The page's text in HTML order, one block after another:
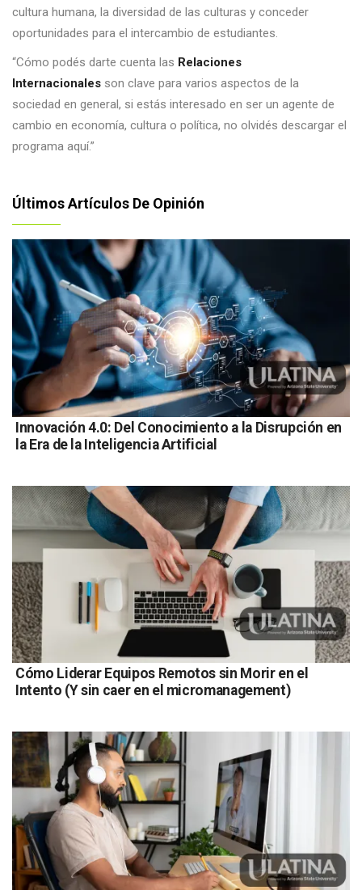
cultura humana, la diversidad de las culturas y conceder
oportunidades para el intercambio de estudiantes.
“Cómo podés darte cuenta las Relaciones
Internacionales son clave para varios aspectos de la
sociedad en general, si estás interesado en ser un agente de
cambio en economía, cultura o política, no olvidés descargar el
programa aquí.”
Últimos Artículos De Opinión
Innovación 4.0: Del Conocimiento a la Disrupción en
la Era de la Inteligencia Artificial
Cómo Liderar Equipos Remotos sin Morir en el
Intento (Y sin caer en el micromanagement)